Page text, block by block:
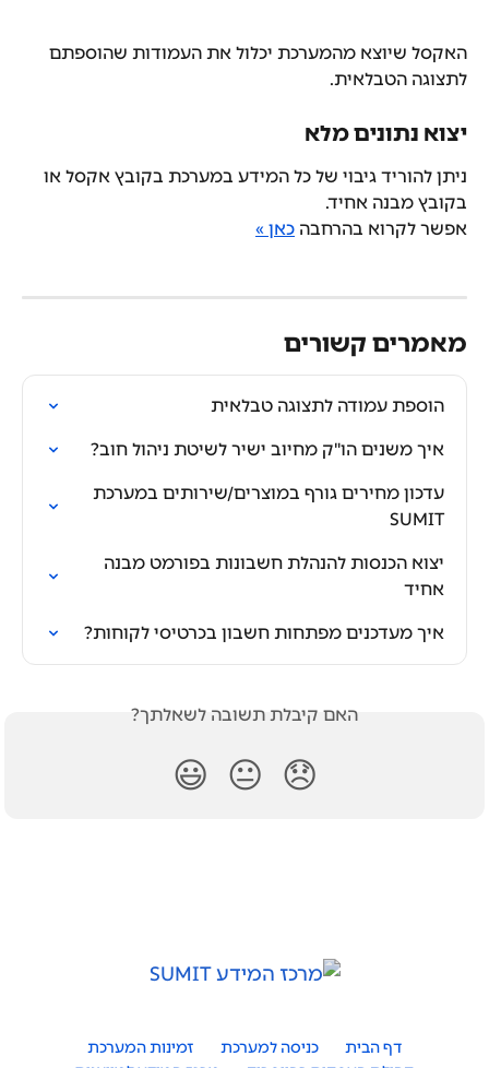
האקסל שיוצא מהמערכת יכלול את העמודות שהוספתם
לתצוגה הטבלאית.
יצוא נתונים מלא
ניתן להוריד גיבוי של כל המידע במערכת בקובץ אקסל או
בקובץ מבנה אחיד.
אפשר לקרוא בהרחבה כאן »
מאמרים קשורים
הוספת עמודה לתצוגה טבלאית
איך משנים הו"ק מחיוב ישיר לשיטת ניהול חוב?
עדכון מחירים גורף במוצרים/שירותים במערכת
SUMIT
יצוא הכנסות להנהלת חשבונות בפורמט מבנה
אחיד
איך מעדכנים מפתחות חשבון בכרטיסי לקוחות?
האם קיבלת תשובה לשאלתך?
😞
😐
😃
דף הבית כניסה למערכת
זמינות המערכת